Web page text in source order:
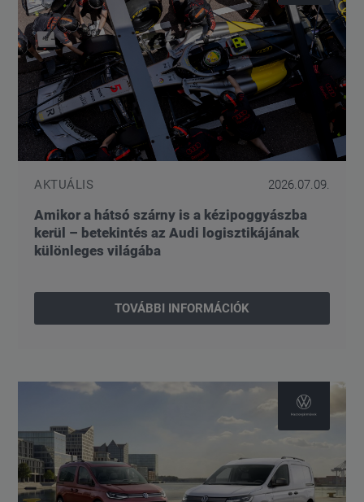
AKTUÁLIS 2026.07.09.
Amikor a hátsó szárny is a kézipoggyászba
kerül – betekintés az Audi logisztikájának
különleges világába
TOVÁBBI INFORMÁCIÓK